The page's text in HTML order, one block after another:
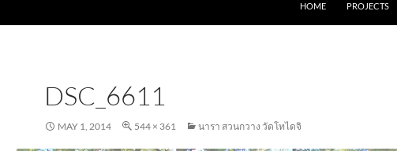
HOME PROJECTS
DSC_6611
MAY 1, 2014 544 × 361 นารา สวนกวาง วัดโทไดจิ